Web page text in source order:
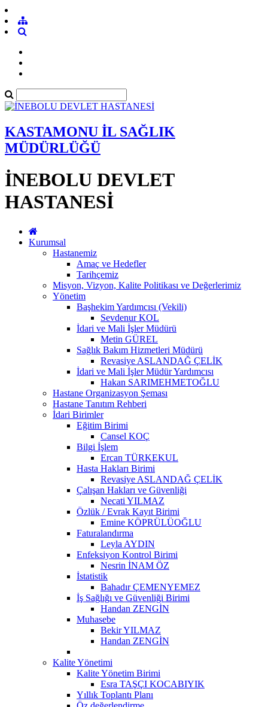
KASTAMONU İL SAĞLIK
MÜDÜRLÜĞÜ
İNEBOLU DEVLET
HASTANESİ
Kurumsal
Hastanemiz
Amaç ve Hedefler
Tarihçemiz
Misyon, Vizyon, Kalite Politikası ve Değerlerimiz
Yönetim
Başhekim Yardımcısı (Vekili)
Sevdenur KOL
İdari ve Mali İşler Müdürü
Metin GÜREL
Sağlık Bakım Hizmetleri Müdürü
Revasiye ASLANDAĞ ÇELİK
İdari ve Mali İşler Müdür Yardımcısı
Hakan SARIMEHMETOĞLU
Hastane Organizasyon Şeması
Hastane Tanıtım Rehberi
İdari Birimler
Eğitim Birimi
Cansel KOÇ
Bilgi İşlem
Ercan TÜRKEKUL
Hasta Hakları Birimi
Revasiye ASLANDAĞ ÇELİK
Çalışan Hakları ve Güvenliği
Necati YILMAZ
Özlük / Evrak Kayıt Birimi
Emine KÖPRÜLÜOĞLU
Faturalandırma
Leyla AYDIN
Enfeksiyon Kontrol Birimi
Nesrin İNAM ÖZ
İstatistik
Bahadır ÇEMENYEMEZ
İş Sağlığı ve Güvenliği Birimi
Handan ZENGİN
Muhasebe
Bekir YILMAZ
Handan ZENGİN
Kalite Yönetimi
Kalite Yönetim Birimi
Esra TAŞÇI KOCABIYIK
Yıllık Toplantı Planı